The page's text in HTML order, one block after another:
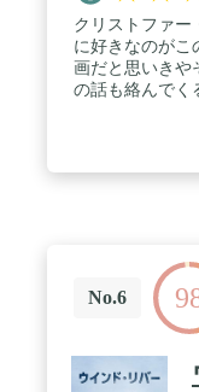
クリストファー
に好きなのがこ
画だと思いきや
の話も絡んでく
No.6